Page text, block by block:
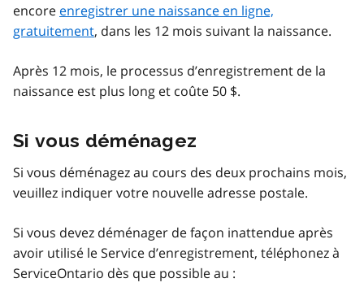
encore enregistrer une naissance en ligne,
gratuitement, dans les 12 mois suivant la naissance.
Après 12 mois, le processus d’enregistrement de la
naissance est plus long et coûte 50 $.
Si vous déménagez
Si vous déménagez au cours des deux prochains mois,
veuillez indiquer votre nouvelle adresse postale.
Si vous devez déménager de façon inattendue après
avoir utilisé le Service d’enregistrement, téléphonez à
ServiceOntario dès que possible au :